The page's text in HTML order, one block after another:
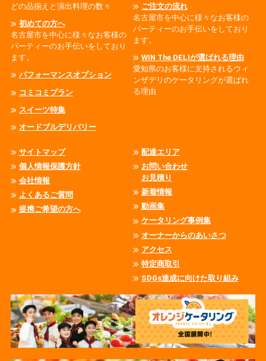
どの品揃えと演出料理の数々
初めての方へ
名古屋市を中心に様々なお客様の
パーティーのお手伝いをしており
ます。
パフォーマンスオプション
コミコミプラン
スイーツ特集
オードブルデリバリー
ご注文の流れ
名古屋市を中心に様々なお客様の
パーティーのお手伝いをしており
ます。
WIN The DELIが選ばれる理由
愛知県のお客様に支持されるウィ
ンザデリのケータリングが選ばれ
る理由
サイトマップ
個人情報保護方針
会社情報
よくあるご質問
提携ご希望の方へ
配達エリア
お問い合わせ
お見積り
新着情報
動画集
ケータリング事例集
オーナーからのあいさつ
アクセス
特定商取引
SDGs達成に向けた取り組み